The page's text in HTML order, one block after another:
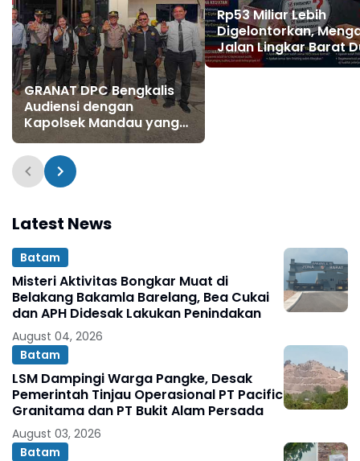
GRANAT DPC Bengkalis
Audiensi dengan
Kapolsek Mandau yang
Baru, Perkuat Sinergi
Perang Melawan
Narkotika
Rp53 Miliar Lebih
Digelontorkan,
Jalan Lingkar Barat
Masih Menyisakan
Latest News
Batam
Misteri Aktivitas Bongkar Muat di
Belakang Bakamla Barelang, Bea Cukai
dan APH Didesak Lakukan Penindakan
August 04, 2026
Batam
LSM Dampingi Warga Pangke, Desak
Pemerintah Tinjau Operasional PT Pacific
Granitama dan PT Bukit Alam Persada
August 03, 2026
Batam